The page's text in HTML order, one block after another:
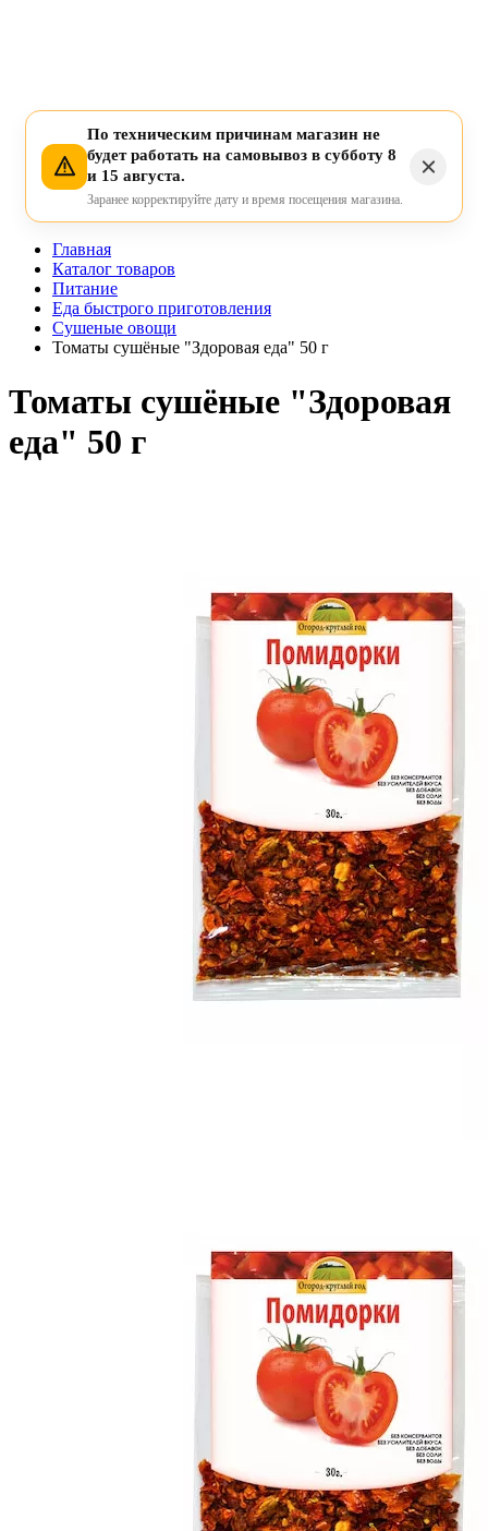
По техническим причинам магазин не
будет работать на самовывоз в субботу 8
и 15 августа.
Заранее корректируйте дату и время посещения магазина.
Главная
Каталог товаров
Питание
Еда быстрого приготовления
Сушеные овощи
Томаты сушёные "Здоровая еда" 50 г
Томаты сушёные "Здоровая
еда" 50 г